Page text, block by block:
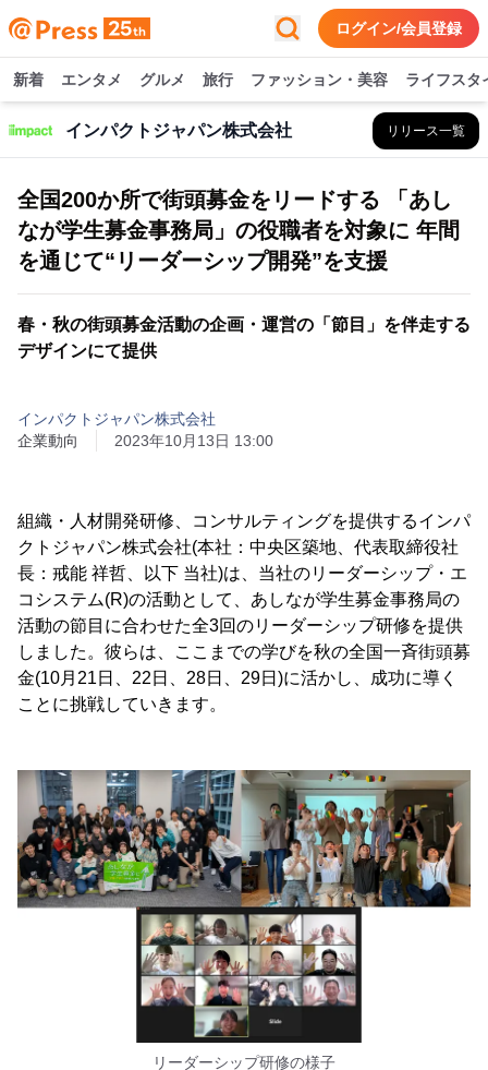
ログイン/会員登録
新着 エンタメ グルメ 旅行 ファッション・美容 ライフスタ
インパクトジャパン株式会社 リリース一覧
全国200か所で街頭募金をリードする 「あし
なが学生募金事務局」の役職者を対象に 年間
を通じて“リーダーシップ開発”を支援
春・秋の街頭募金活動の企画・運営の「節目」を伴走する
デザインにて提供
インパクトジャパン株式会社
企業動向
2023年10月13日 13:00
組織・人材開発研修、コンサルティングを提供するインパ
クトジャパン株式会社(本社：中央区築地、代表取締役社
長：戒能 祥哲、以下 当社)は、当社のリーダーシップ・エ
コシステム(R)の活動として、あしなが学生募金事務局の
活動の節目に合わせた全3回のリーダーシップ研修を提供
しました。彼らは、ここまでの学びを秋の全国一斉街頭募
金(10月21日、22日、28日、29日)に活かし、成功に導く
ことに挑戦していきます。
リーダーシップ研修の様子